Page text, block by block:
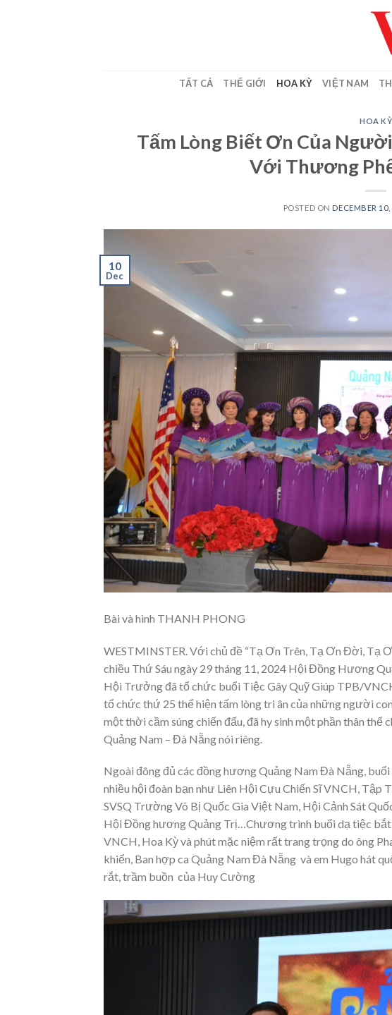
TẤT CẢ THẾ GIỚI HOA KỲ VIỆT NAM
HOA KỲ
Tấm Lòng Biết Ơn Của
Với Thương
POSTED ON DECEMBER 10,
10
Dec
Bài và hình THANH PHONG
WESTMINSTER. Với chủ đề “Tạ Ơn Trên, Tạ Ơn Đời, Tạ
chiều Thứ Sáu ngày 29 tháng 11, 2024 Hội Đồng Hương
Hội Trưởng đã tổ chức buổi Tiệc Gây Quỹ Giúp TPB/
tổ chức thứ 25 thể hiện tấm lòng tri ân của những người
một thời cầm súng chiến đấu, đã hy sinh một phần thân
Quảng Nam – Đà Nẵng nói riêng.
Ngoài đông đủ các đồng hương Quảng Nam Đà Nẵng,
nhiều hội đoàn bạn như Liên Hội Cựu Chiến Sĩ VNCH, Tập
SVSQ Trường Võ Bị Quốc Gia Việt Nam, Hội Cảnh Sát
Hội Đồng hương Quảng Trị…Chương trình buổi dạ tiệc
VNCH, Hoa Kỳ và phút mặc niệm rất trang trọng do ông
khiển, Ban hợp ca Quảng Nam Đà Nẵng và em Hugo hát
rắt, trầm buồn của Huy Cường